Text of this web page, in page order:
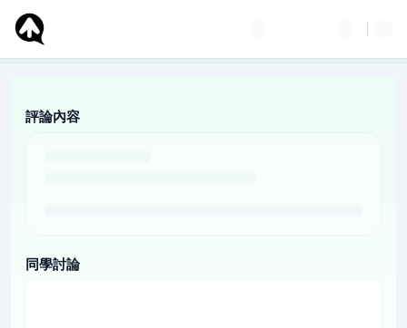
評論內容
同學討論